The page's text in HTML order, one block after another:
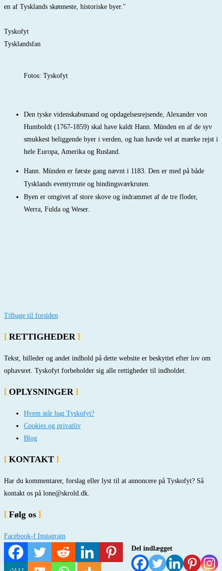
en af Tysklands skønneste, historiske byer."
Tyskofyt
Tysklandsfan
Fotos: Tyskofyt
Den tyske videnskabsmand og opdagelsesrejsende, Alexander von
Humboldt (1767-1859) skal have kaldt Hann. Münden en af de syv
smukkest beliggende byer i verden, og han havde vel at mærke rejst i
hele Europa, Amerika og Rusland.
Hann. Münden er første gang nævnt i 1183. Den er med på både
Tysklands eventyrrute og bindingsværkruten.
Byen er omgivet af store skove og indrammet af de tre floder,
Werra, Fulda og Weser.
Tilbage til forsiden
RETTIGHEDER
Tekst, billeder og andet indhold på dette website er beskyttet efter lov om
ophavsret. Tyskofyt forbeholder sig alle rettigheder til indholdet.
OPLYSNINGER
Hvem står bag Tyskofyt?
Cookies og privatliv
Blog
KONTAKT
Har du kommentarer, forslag eller lyst til at annoncere på Tyskofyt? Så
kontakt os på lone@skrold.dk.
Følg os
Facebook-f Instagram
Del indlægget